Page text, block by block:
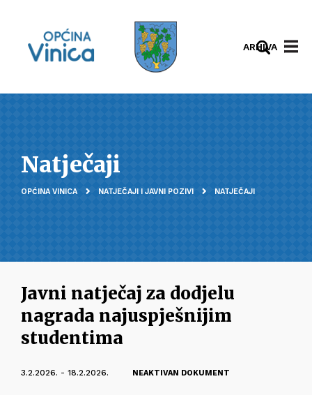
ARHIVA
Natječaji
OPĆINA VINICA NATJEČAJI I JAVNI POZIVI NATJEČAJI
Javni natječaj za dodjelu
nagrada najuspješnijim
studentima
3.2.2026. - 18.2.2026. NEAKTIVAN DOKUMENT